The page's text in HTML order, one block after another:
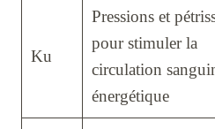
Ku
Pressions et
pour stimuler la
circulation
énergétique